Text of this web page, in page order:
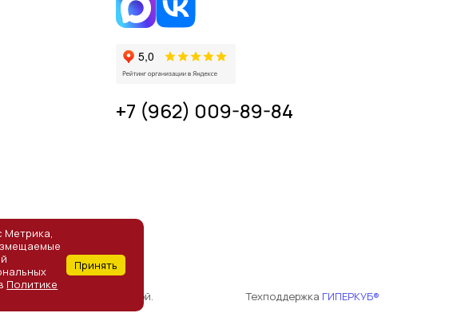
+7 (962) 009-89-84
315619600051600
публичной офертой. Техподдержка ГИПЕРКУБ®
Метрика,
Политике
Принять